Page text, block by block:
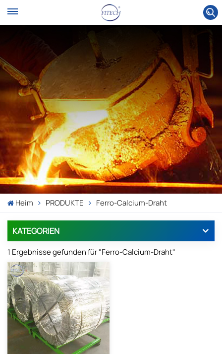
Heim PRODUKTE Ferro-Calcium-Draht
KATEGORIEN
1 Ergebnisse gefunden für "Ferro-Calcium-Draht"